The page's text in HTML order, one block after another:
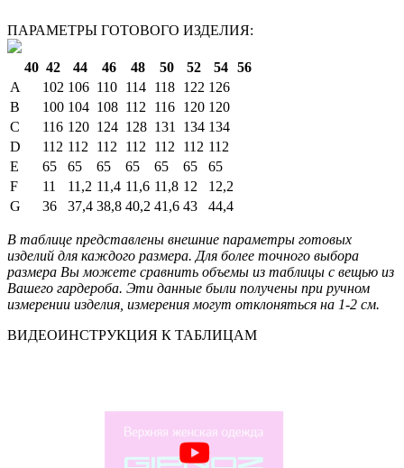
ПАРАМЕТРЫ ГОТОВОГО ИЗДЕЛИЯ:
40 42 44 46 48 50 52 54 56
A
102 106 110 114 118 122 126
B
100 104 108 112 116 120 120
C
116 120 124 128 131 134 134
D
112 112 112 112 112 112 112
E
65 65 65 65 65 65
65
F
11 11,2 11,4 11,6 11,8 12
12,2
G
36 37,4 38,8 40,2 41,6 43 44,4
В таблице представлены внешние параметры готовых
изделий для каждого размера. Для более точного выбора
размера Вы можете сравнить объемы из таблицы с вещью из
Вашего гардероба. Эти данные были получены при ручном
измерении изделия, измерения могут отклоняться на 1-2 см.
ВИДЕОИНСТРУКЦИЯ К ТАБЛИЦАМ